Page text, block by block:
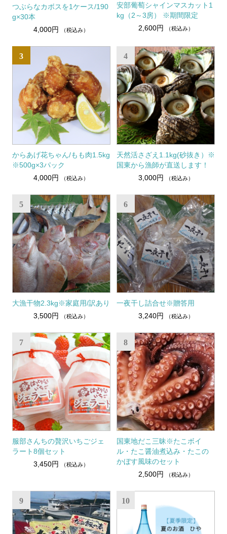
つぶらなカボスを1ケース/190
g×30本
4,000円
（税込み）
安部葡萄シャインマスカット1
kg（2～3房） ※期間限定
2,600円
（税込み）
3
からあげ花ちゃん/もも肉1.5kg
※500g×3パック
4,000円
（税込み）
4
天然活さざえ1.1kg(砂抜き）※
国東から漁師が直送します！
3,000円
（税込み）
5
大漁干物2.3kg※家庭用/訳あり
3,500円
（税込み）
6
一夜干し詰合せ※贈答用
3,240円
（税込み）
7
服部さんちの贅沢いちごジェ
ラート8個セット
3,450円
（税込み）
8
国東地だこ三昧※たこボイ
ル・たこ醤油煮込み・たこの
かぼす風味のセット
2,500円
（税込み）
9 10